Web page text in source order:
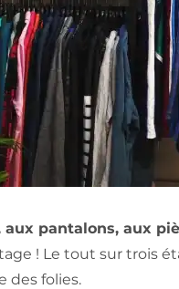
aux pantalons, aux
! Le tout sur trois
des folies.